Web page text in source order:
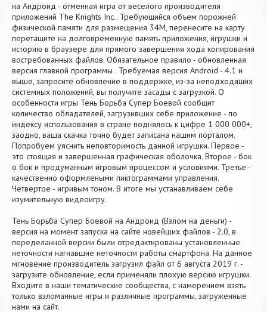
на Андроид - отменная игра от веселого производителя
приложений The Knights Inc.. Требующийся объем порожней
физической памяти для размещения 34M, перенесите на карту
перетащите на долговременную память приложения, игрушки и
историю в браузере для прямого завершения хода копирования
востребованных файлов. Обязательное правило - обновленная
версия главной программы . Требуемая версия Android - 4.1 и
выше, запросите обновление в поддержке, из-за неподходящих
системных положений, вы получите засады с загрузкой. О
особенности игры Тень Борьба Супер Боевой сообщит
количество обладателей, загрузивших себе приложение - по
индексу использования в стране поднялось к цифре 1 000 000+,
заодно, ваша скачка точно будет записана нашим порталом.
Попробуем уяснить неповторимость данной игрушки. Первое -
это стоящая и завершенная графическая оболочка. Второе - бок
о бок и продуманным игровым процессом и условиями. Третье -
качественно оформлеными пиктограммами управления.
Четвертое - игривым тоном. В итоге мы устанавливаем себе
изумительную видеоигру.
Тень Борьба Супер Боевой на Андроид (Взлом на деньги) -
версия на момент запуска на сайте новейших файлов - 2.0, в
переделанной версии были отредактированы установленные
неточности нагнавшие неточности работы смартфона. На данное
мгновение производитель загрузил файл от 6 августа 2019 г. -
загрузите обновление, если применяли плохую версию игрушки.
Входите в наши тематические сообщества, с намерением взять
только взломанные игры и различные программы, загруженные
нами на сайт.